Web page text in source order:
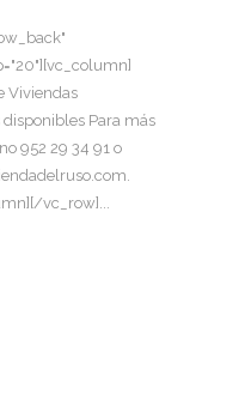
Viviendas
Para más
952 29 34 91 o
vc_row]...